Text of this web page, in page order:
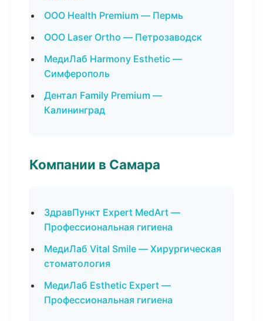
ООО Health Premium — Пермь
ООО Laser Ortho — Петрозаводск
МедиЛаб Harmony Esthetic —
Симферополь
Дентал Family Premium —
Калининград
Компании в Самара
ЗдравПункт Expert MedArt —
Профессиональная гигиена
МедиЛаб Vital Smile — Хирургическая
стоматология
МедиЛаб Esthetic Expert —
Профессиональная гигиена